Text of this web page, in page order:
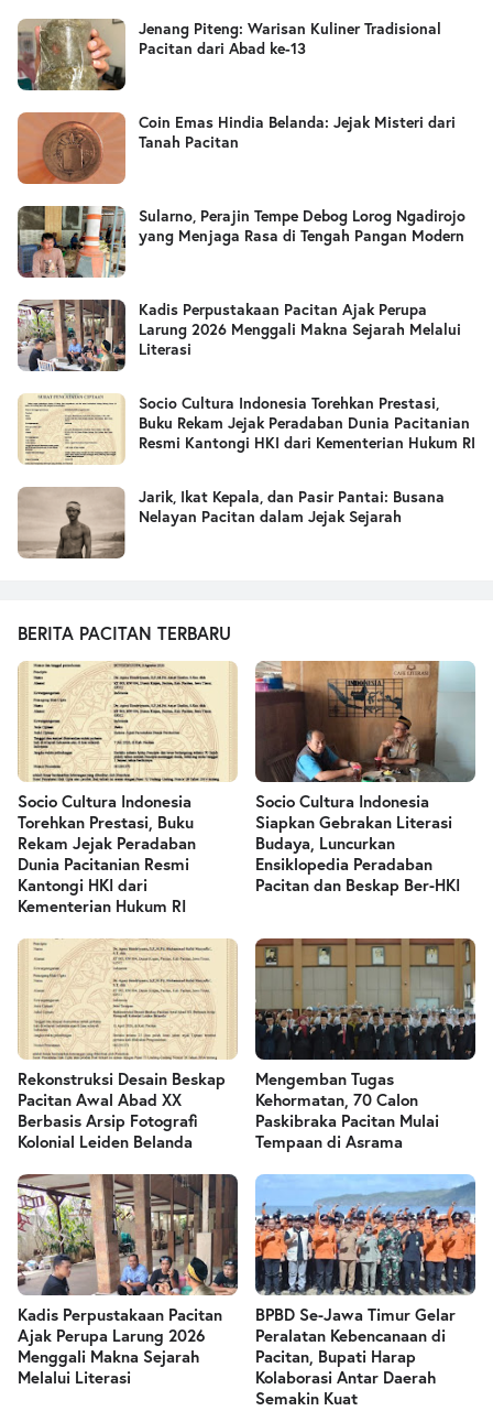
Jenang Piteng: Warisan Kuliner Tradisional
Pacitan dari Abad ke-13
Coin Emas Hindia Belanda: Jejak Misteri dari
Tanah Pacitan
Sularno, Perajin Tempe Debog Lorog Ngadirojo
yang Menjaga Rasa di Tengah Pangan Modern
Kadis Perpustakaan Pacitan Ajak Perupa
Larung 2026 Menggali Makna Sejarah Melalui
Literasi
Socio Cultura Indonesia Torehkan Prestasi,
Buku Rekam Jejak Peradaban Dunia Pacitanian
Resmi Kantongi HKI dari Kementerian Hukum RI
Jarik, Ikat Kepala, dan Pasir Pantai: Busana
Nelayan Pacitan dalam Jejak Sejarah
BERITA PACITAN TERBARU
Socio Cultura Indonesia
Torehkan Prestasi, Buku
Rekam Jejak Peradaban
Dunia Pacitanian Resmi
Kantongi HKI dari
Kementerian Hukum RI
Socio Cultura Indonesia
Siapkan Gebrakan Literasi
Budaya, Luncurkan
Ensiklopedia Peradaban
Pacitan dan Beskap Ber-HKI
Rekonstruksi Desain Beskap
Pacitan Awal Abad XX
Berbasis Arsip Fotografi
Kolonial Leiden Belanda
Mengemban Tugas
Kehormatan, 70 Calon
Paskibraka Pacitan Mulai
Tempaan di Asrama
Kadis Perpustakaan Pacitan
Ajak Perupa Larung 2026
Menggali Makna Sejarah
Melalui Literasi
BPBD Se-Jawa Timur Gelar
Peralatan Kebencanaan di
Pacitan, Bupati Harap
Kolaborasi Antar Daerah
Semakin Kuat